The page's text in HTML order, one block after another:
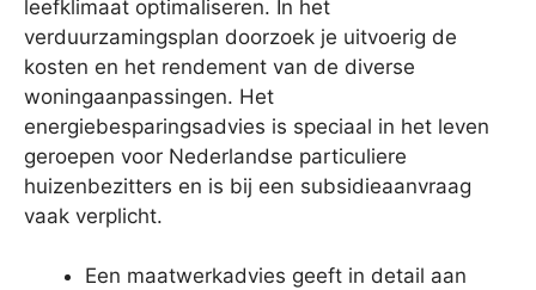
leefklimaat optimaliseren. In het
verduurzamingsplan doorzoek je uitvoerig de
kosten en het rendement van de diverse
woningaanpassingen. Het
energiebesparingsadvies is speciaal in het leven
geroepen voor Nederlandse particuliere
huizenbezitters en is bij een subsidieaanvraag
vaak verplicht.
Een maatwerkadvies geeft in detail aan